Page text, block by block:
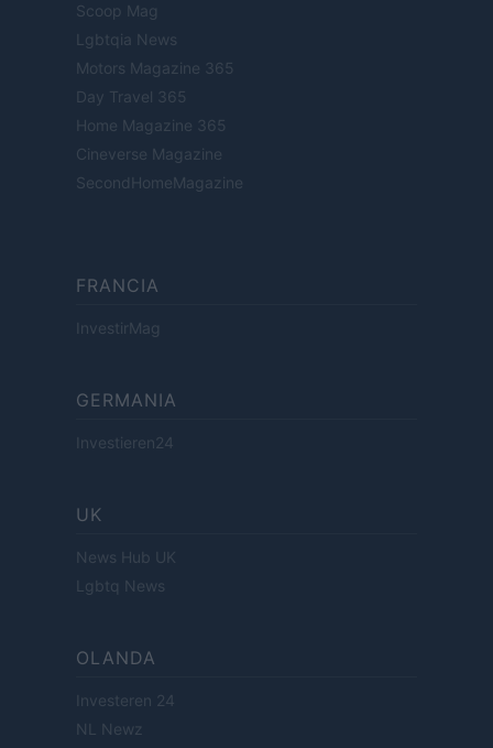
Scoop Mag
Lgbtqia News
Motors Magazine 365
Day Travel 365
Home Magazine 365
Cineverse Magazine
SecondHomeMagazine
FRANCIA
InvestirMag
GERMANIA
Investieren24
UK
News Hub UK
Lgbtq News
OLANDA
Investeren 24
NL Newz